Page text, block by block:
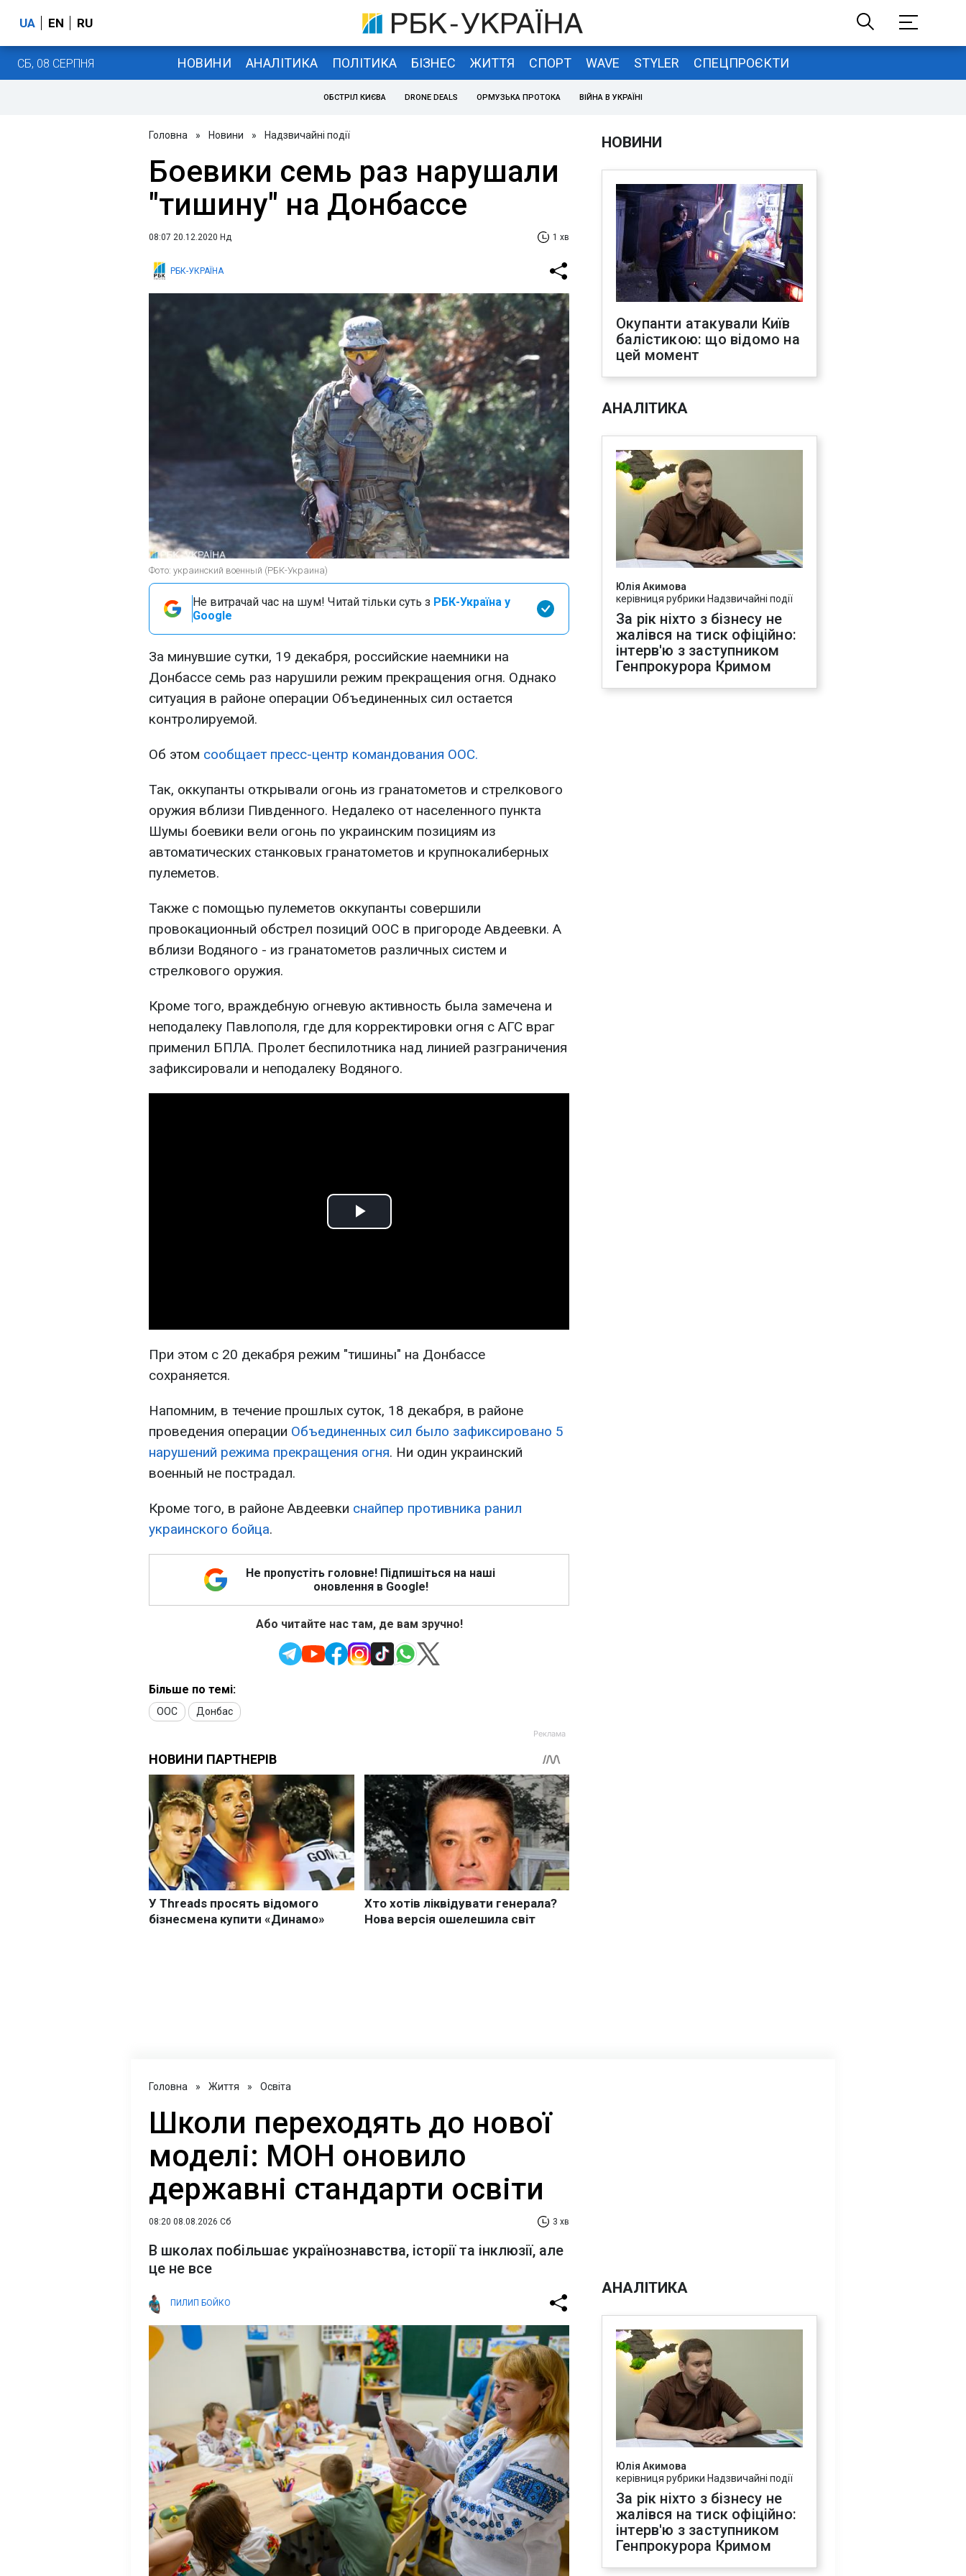
UA EN RU
СБ, 08 СЕРПНЯ НОВИНИ АНАЛІТИКА ПОЛІТИКА БІЗНЕС ЖИТТЯ СПОРТ WAVE STYLER СПЕЦПРОЄКТИ
ОБСТРІЛ КИЄВА DRONE DEALS ОРМУЗЬКА ПРОТОКА ВІЙНА В УКРАЇНІ
Головна » Новини » Надзвичайні події
Боевики семь раз нарушали
"тишину" на Донбассе
08:07 20.12.2020 Нд 1 хв
РБК-УКРАЇНА
Фото: украинский военный (РБК-Украина)
Не витрачай час на шум! Читай тільки суть з РБК-Україна у
Google
За минувшие сутки, 19 декабря, российские наемники на
Донбассе семь раз нарушили режим прекращения огня. Однако
ситуация в районе операции Объединенных сил остается
контролируемой.
Об этом сообщает пресс-центр командования ООС.
Так, оккупанты открывали огонь из гранатометов и стрелкового
оружия вблизи Пивденного. Недалеко от населенного пункта
Шумы боевики вели огонь по украинским позициям из
автоматических станковых гранатометов и крупнокалиберных
пулеметов.
Также с помощью пулеметов оккупанты совершили
провокационный обстрел позиций ООС в пригороде Авдеевки. А
вблизи Водяного - из гранатометов различных систем и
стрелкового оружия.
Кроме того, враждебную огневую активность была замечена и
неподалеку Павлополя, где для корректировки огня с АГС враг
применил БПЛА. Пролет беспилотника над линией разграничения
зафиксировали и неподалеку Водяного.
Play
При этом с 20 декабря режим "тишины" на Донбассе
сохраняется.
Напомним, в течение прошлых суток, 18 декабря, в районе
проведения операции Объединенных сил было зафиксировано 5
нарушений режима прекращения огня. Ни один украинский
военный не пострадал.
Кроме того, в районе Авдеевки снайпер противника ранил
украинского бойца.
Не пропустіть головне! Підпишіться на наші
оновлення в Google!
Або читайте нас там, де вам зручно!
Більше по темі:
ООС Донбас
НОВИНИ
Окупанти атакували Київ
балістикою: що відомо на
цей момент
АНАЛІТИКА
Юлія Акимова
керівниця рубрики Надзвичайні події
За рік ніхто з бізнесу не
жалівся на тиск офіційно:
інтерв'ю з заступником
Генпрокурора Кримом
Головна » Життя » Освіта
Школи переходять до нової
моделі: МОН оновило
державні стандарти освіти
08:20 08.08.2026 Сб 3 хв
В школах побільшає українознавства, історії та інклюзії, але
це не все
ПИЛИП БОЙКО
АНАЛІТИКА
Юлія Акимова
керівниця рубрики Надзвичайні події
За рік ніхто з бізнесу не
жалівся на тиск офіційно:
інтерв'ю з заступником
Генпрокурора Кримом